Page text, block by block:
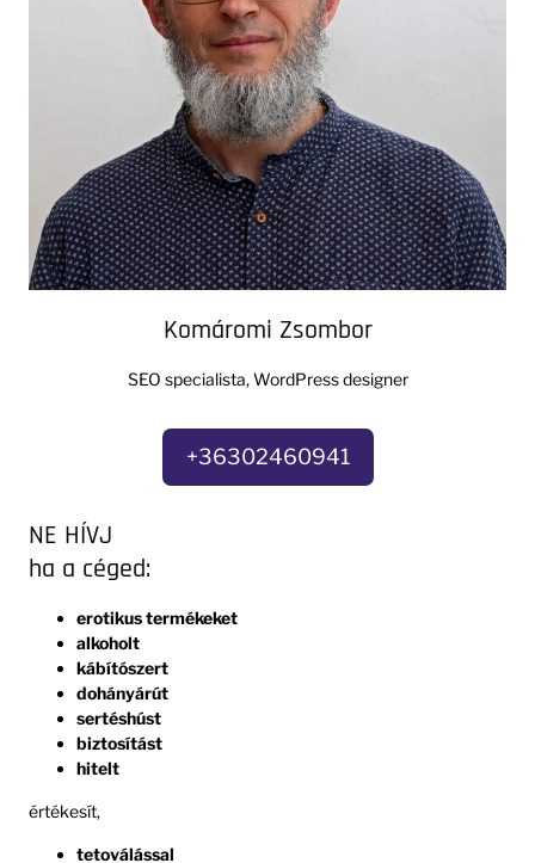
Komáromi Zsombor
SEO specialista, WordPress designer
+36302460941
NE HÍVJ
ha a céged:
erotikus termékeket
alkoholt
kábítószert
dohányárút
sertéshúst
biztosítást
hitelt
értékesít,
tetoválással